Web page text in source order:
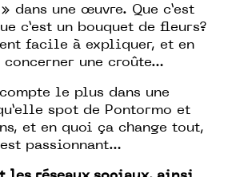
dans une œuvre. Que c’est
c’est un bouquet de fleurs?
facile à expliquer, et en
concerner une croûte…
le plus dans une
spot de Pontormo et
et en quoi ça change tout,
passionnant…